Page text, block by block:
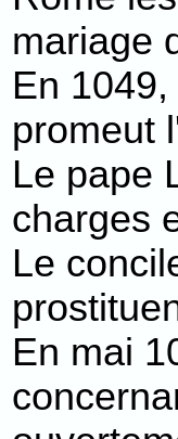
mariage
En
promeut
Le pape
charges
Le
En mai